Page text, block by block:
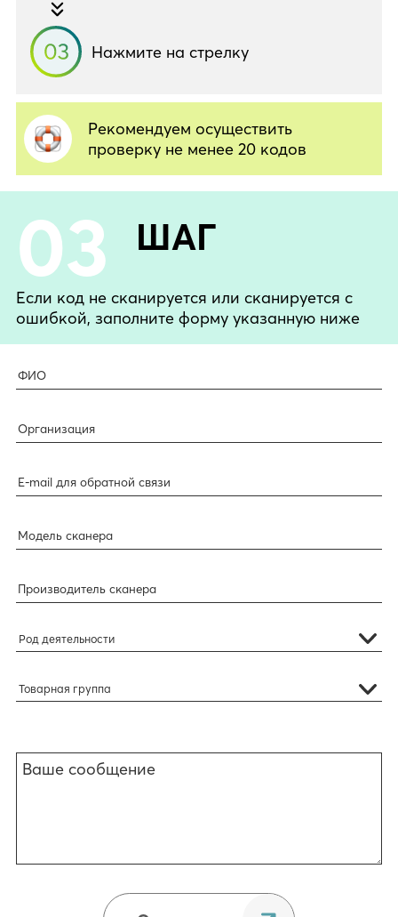
Рекомендуем осуществить
проверку не менее 20 кодов
Нажмите на стрелку
03 ШАГ
Если код не сканируется или сканируется с
ошибкой, заполните форму указанную ниже
Товарная группа
Род деятельности